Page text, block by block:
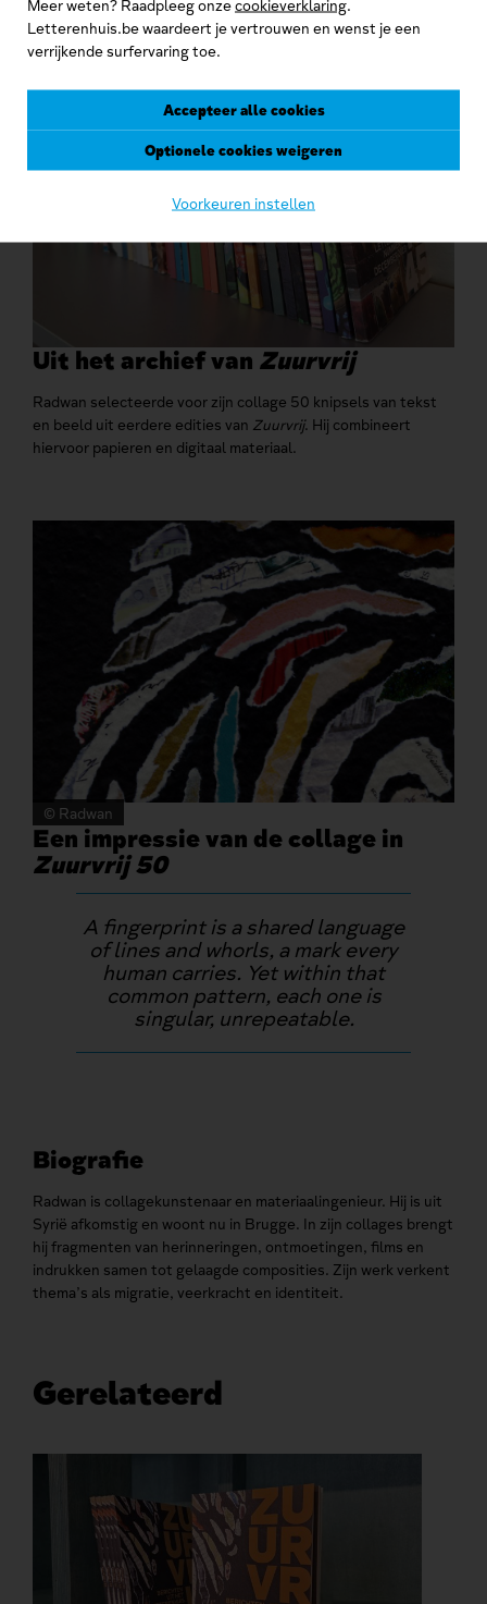
Meer weten? Raadpleeg onzecookieverklaring.
Letterenhuis.be waardeert je vertrouwen en wenst je een
verrijkende surfervaring toe.
Accepteer alle cookies
Optionele cookies weigeren
Voorkeuren instellen
Uit het archief van Zuurvrij
Radwan selecteerde voor zijn collage 50 knipsels van tekst
en beeld uit eerdere edities van Zuurvrij. Hij combineert
hiervoor papieren en digitaal materiaal.
© Radwan
Een impressie van de collage in
Zuurvrij 50
A fingerprint is a shared language
of lines and whorls, a mark every
human carries. Yet within that
common pattern, each one is
singular, unrepeatable.
Biografie
Radwan is collagekunstenaar en materiaalingenieur. Hij is uit
Syrië afkomstig en woont nu in Brugge. In zijn collages brengt
hij fragmenten van herinneringen, ontmoetingen, films en
indrukken samen tot gelaagde composities. Zijn werk verkent
thema’s als migratie, veerkracht en identiteit.
Gerelateerd